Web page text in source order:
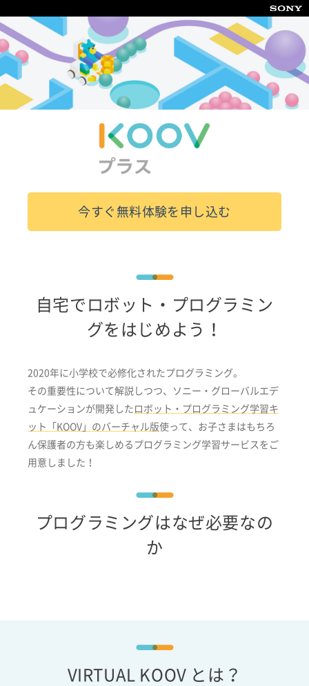
今すぐ無料体験を申し込む
自宅でロボット・プログラミン
グをはじめよう！
2020年に小学校で必修化されたプログラミング。
その重要性について解説しつつ、ソニー・グローバルエデ
ュケーションが開発した ロボット・プログラミング学習キ
ット「KOOV」のバーチャル版使って、お子さまはもちろ
ん保護者の方も楽しめるプログラミング学習サービスをご
用意しました！
プログラミングはなぜ必要なの
か
VIRTUAL KOOV とは？